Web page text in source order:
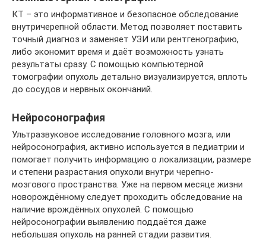
КТ – это информативное и безопасное обследование
внутричерепной области. Метод позволяет поставить
точный диагноз и заменяет УЗИ или рентгенографию,
либо экономит время и даёт возможность узнать
результаты сразу. С помощью компьютерной
томографии опухоль детально визуализируется, вплоть
до сосудов и нервных окончаний.
Нейросонография
Ультразвуковое исследование головного мозга, или
нейросонография, активно используется в педиатрии и
помогает получить информацию о локализации, размере
и степени разрастания опухоли внутри черепно-
мозгового пространства. Уже на первом месяце жизни
новорождённому следует проходить обследование на
наличие врождённых опухолей. С помощью
нейросонографии выявлению поддаётся даже
небольшая опухоль на ранней стадии развития.